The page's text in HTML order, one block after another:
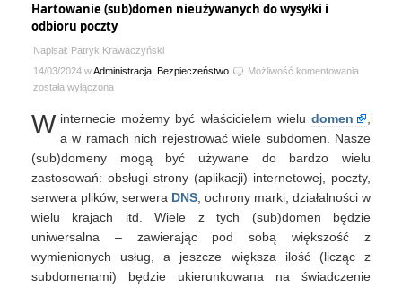
Hartowanie (sub)domen nieużywanych do wysyłki i
odbioru poczty
Napisał: Patryk Krawaczyński
14/03/2024 wAdministracja Bezpieczeństwo Możliwość komentowania
do
wysyłki
poczty
została wyłączona
W internecie możemy być właścicielem wielu domen
a w ramach nich rejestrować wiele subdomen. Nasze
(sub)domeny mogą być używane do bardzo wielu
zastosowań: obsługi strony (aplikacji) internetowej, poczty,
serwera plików, serwera DNS , ochrony marki, działalności w
wielu krajach itd. Wiele z tych (sub)domen będzie
uniwersalna – zawierając pod sobą większość z
wymienionych usług, a jeszcze większa ilość (licząc z
subdomenami) będzie ukierunkowana na świadczenie